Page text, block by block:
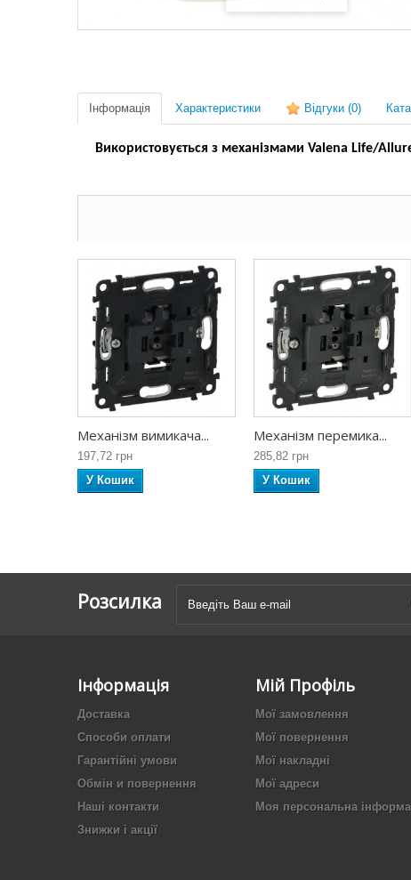
Інформація Характеристики Відгуки (0)
Використовується з механізмами Valena Life/
Механізм вимикача...
197,72 грн
У Кошик
Механізм перемика...
285,82 грн
У Кошик
Розсилка
Інформація
Доставка
Способи оплати
Гарантійні умови
Обмін и повернення
Наші контакти
Знижки і акції
Мій Профіль
Мої замовлення
Мої повернення
Мої накладні
Мої адреси
Моя персональна